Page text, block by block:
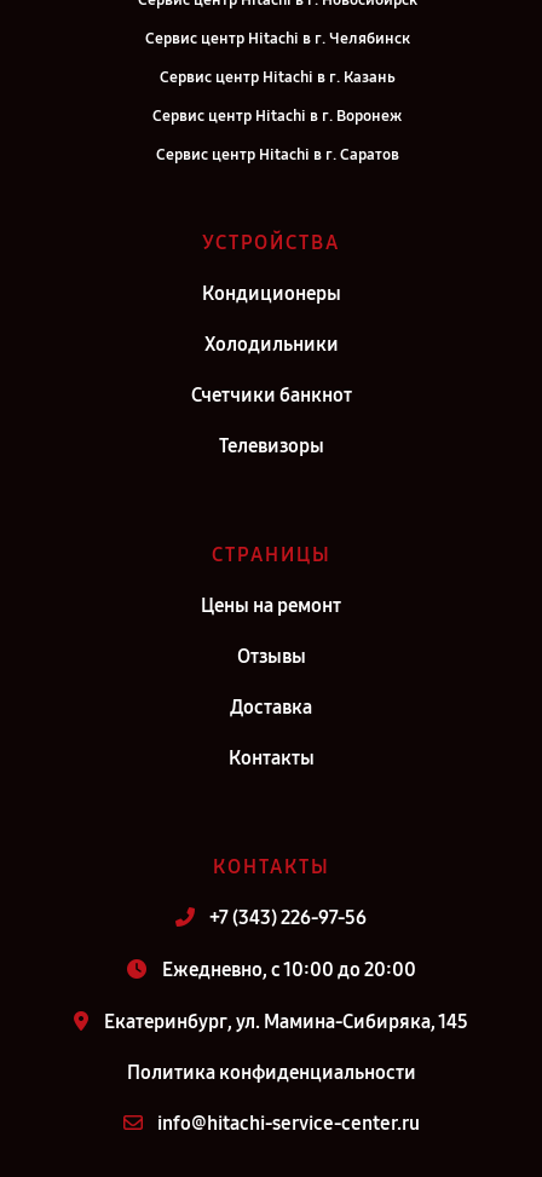
Сервис центр Hitachi в г. Челябинск
Сервис центр Hitachi в г. Казань
Сервис центр Hitachi в г. Воронеж
Сервис центр Hitachi в г. Саратов
Сервис центр Hitachi в г. Киров
Сервис центр Hitachi в г. Санкт-Петербург
УСТРОЙСТВА
Кондиционеры
Холодильники
Счетчики банкнот
Телевизоры
СТРАНИЦЫ
Цены на ремонт
Отзывы
Доставка
Контакты
КОНТАКТЫ
+7 (343) 226-97-56
Ежедневно, с 10:00 до 20:00
Екатеринбург, ул. Мамина-Сибиряка, 145
Политика конфиденциальности
info@hitachi-service-center.ru